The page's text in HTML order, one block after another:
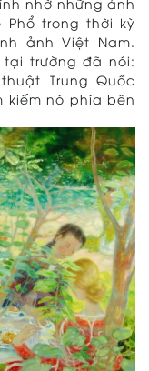
trong thời kỳ
ảnh Việt Nam.
tại trường đã nói:
Trung Quốc
kiếm nó phía bên